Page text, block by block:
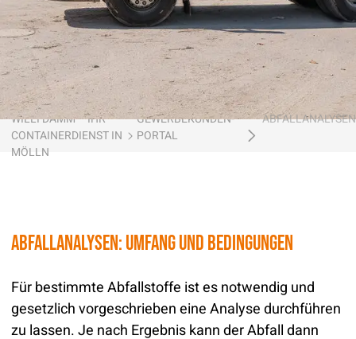
Dachpappe
Holz
Mineralwolle
Baustoffe
Ein Unternehmen der Service-Hotline: 04542 800 888
Mission Klimaschutz
Daten & Fakten
Historie
Downloads
Broschüren, Flyer und Preislisten
Teilnahmebedingungen Gewinnspiele
Ersatzbaustoffverordnung
WILLI DAMM – IHR
CONTAINERDIENST IN
MÖLLN
GEWERBEKUNDEN-
PORTAL
ABFALLANALYSEN
Abfallanalysen: Umfang und Bedingungen
Für bestimmte Abfallstoffe ist es notwendig und
gesetzlich vorgeschrieben eine Analyse durchführen
zu lassen. Je nach Ergebnis kann der Abfall dann